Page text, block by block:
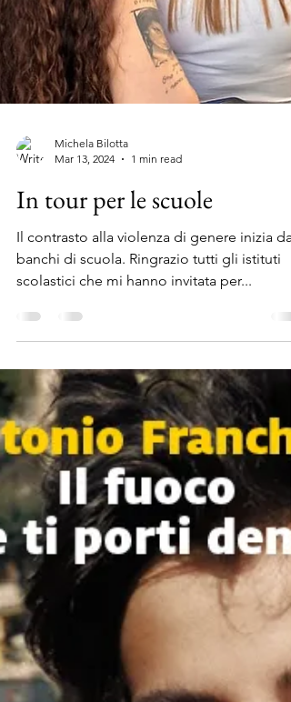
Michela Bilotta
Mar 13, 2024
1 min read
In tour per le scuole
Il contrasto alla violenza di genere inizia dai
banchi di scuola. Ringrazio tutti gli istituti
scolastici che mi hanno invitata per...